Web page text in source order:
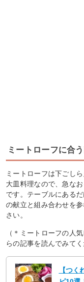
ミートローフに合
ミートローフは下ごし
大皿料理なので、急な
です。テーブルにある
の献立と組み合わせを
さい。
（＊ミートローフの人
らの記事を読んでみてく
【つ